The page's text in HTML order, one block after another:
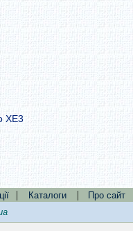
XE3
| Каталоги |
Про сайт